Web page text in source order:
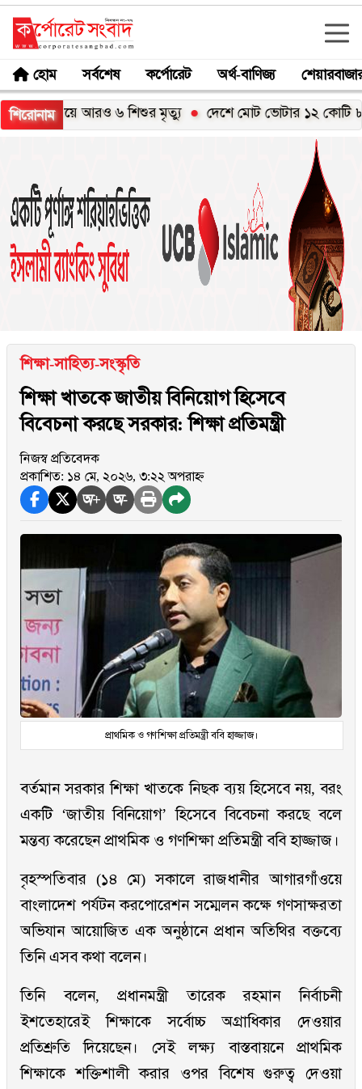
হোম সর্বশেষ কর্পোরেট অর্থ-বাণিজ্য
শিরোনাম
নিয়ে আরও ৬ শিশুর মৃত্যু দেশে মোট ভোটার ১২ কোটি ৮৬ লাখ
শিক্ষা-সাহিত্য-সংস্কৃতি
শিক্ষা খাতকে জাতীয় বিনিয়োগ হিসেবে
বিবেচনা করছে সরকার: শিক্ষা প্রতিমন্ত্রী
নিজস্ব প্রতিবেদক
প্রকাশিত: ১৪ মে, ২০২৬, ৩:২২ অপরাহ্ন
অ+ অ-
প্রাথমিক ও গণশিক্ষা প্রতিমন্ত্রী ববি হাজ্জাজ।
বর্তমান সরকার শিক্ষা খাতকে নিছক ব্যয় হিসেবে নয়, বরং
একটি ‘জাতীয় বিনিয়োগ’ হিসেবে বিবেচনা করছে বলে
মন্তব্য করেছেন প্রাথমিক ও গণশিক্ষা প্রতিমন্ত্রী ববি হাজ্জাজ।
বৃহস্পতিবার (১৪ মে) সকালে রাজধানীর আগারগাঁওয়ে
বাংলাদেশ পর্যটন করপোরেশন সম্মেলন কক্ষে গণসাক্ষরতা
অভিযান আয়োজিত এক অনুষ্ঠানে প্রধান অতিথির বক্তব্যে
তিনি এসব কথা বলেন।
তিনি বলেন, প্রধানমন্ত্রী তারেক রহমান নির্বাচনী
ইশতেহারেই শিক্ষাকে সর্বোচ্চ অগ্রাধিকার দেওয়ার
প্রতিশ্রুতি দিয়েছেন। সেই লক্ষ্য বাস্তবায়নে প্রাথমিক
শিক্ষাকে শক্তিশালী করার ওপর বিশেষ গুরুত্ব দেওয়া